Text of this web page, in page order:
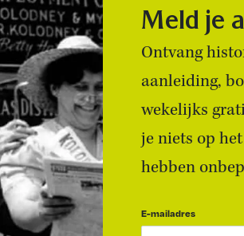
Meld je
Ontvang
aanleiding,
wekelijks
je niets op
hebben
E-mailadres